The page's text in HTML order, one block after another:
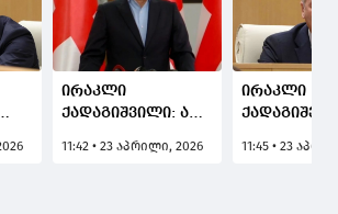
ირაკლი
ქადაგიშვილი: არ
საქართველოს ამ
11:42 • 23 აპრილი, 2026
ირაკლი
11:45 • 23